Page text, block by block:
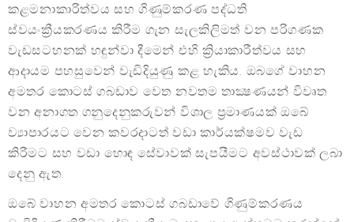
කළමනාකාරිත්වය සහ ගිණුම්කරණ පද්ධති
ස්වයංක්‍රීයකරණය කිරීම ගැන සැලකිලිමත් වන පරිගණක
වැඩසටහනක් හඳුන්වා දීමෙන් එහි ක්‍රියාකාරීත්වය සහ
ආදායම පහසුවෙන් වැඩිදියුණු කළ හැකිය. ඔබගේ වාහන
අමතර කොටස් ගබඩාව වෙත නවතම තාක්‍ෂණයන් විවෘත
වන අනාගත ගනුදෙනුකරුවන් විශාල ප්‍රමාණයක් ඔබේ
ව්‍යාපාරයට වෙන කවරදාටත් වඩා කාර්යක්ෂමව වැඩ
කිරීමට සහ වඩා හොඳ සේවාවක් සැපයීමට අවස්ථාවක් ලබා
දෙනු ඇත.
ඔබේ වාහන අමතර කොටස් ගබඩාවේ ගිණුම්කරණය